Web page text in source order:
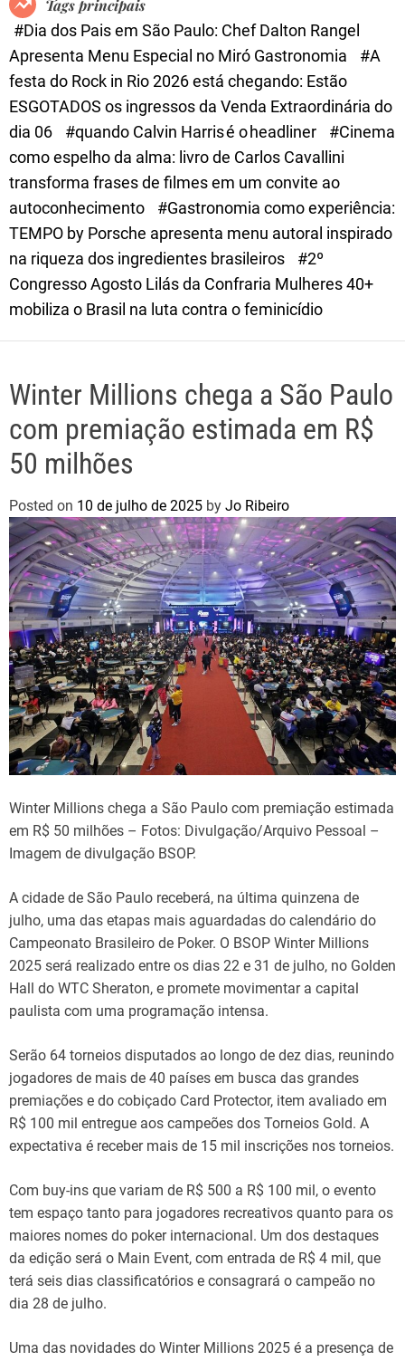
e
Tags principais
#Dia dos Pais em São Paulo: Chef Dalton Rangel
Apresenta Menu Especial no Miró Gastronomia
#A
festa do Rock in Rio 2026 está chegando: Estão
ESGOTADOS os ingressos da Venda Extraordinária do
dia 06
#quando Calvin Harris é o headliner
#Cinema
como espelho da alma: livro de Carlos Cavallini
transforma frases de filmes em um convite ao
autoconhecimento
#Gastronomia como experiência:
TEMPO by Porsche apresenta menu autoral inspirado
na riqueza dos ingredientes brasileiros
#2º
Congresso Agosto Lilás da Confraria Mulheres 40+
mobiliza o Brasil na luta contra o feminicídio
Winter Millions chega a São Paulo
com premiação estimada em R$
50 milhões
Posted on 10 de julho de 2025 by Jo Ribeiro
Winter Millions chega a São Paulo com premiação estimada
em R$ 50 milhões – Fotos: Divulgação/Arquivo Pessoal –
Imagem de divulgação BSOP.
A cidade de São Paulo receberá, na última quinzena de
julho, uma das etapas mais aguardadas do calendário do
Campeonato Brasileiro de Poker. O BSOP Winter Millions
2025 será realizado entre os dias 22 e 31 de julho, no Golden
Hall do WTC Sheraton, e promete movimentar a capital
paulista com uma programação intensa.
Serão 64 torneios disputados ao longo de dez dias, reunindo
jogadores de mais de 40 países em busca das grandes
premiações e do cobiçado Card Protector, item avaliado em
R$ 100 mil entregue aos campeões dos Torneios Gold. A
expectativa é receber mais de 15 mil inscrições nos torneios.
Com buy-ins que variam de R$ 500 a R$ 100 mil, o evento
tem espaço tanto para jogadores recreativos quanto para os
maiores nomes do poker internacional. Um dos destaques
da edição será o Main Event, com entrada de R$ 4 mil, que
terá seis dias classificatórios e consagrará o campeão no
dia 28 de julho.
Uma das novidades do Winter Millions 2025 é a presença de